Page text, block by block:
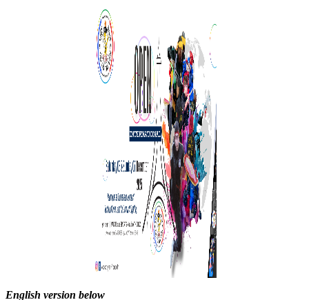
English version below